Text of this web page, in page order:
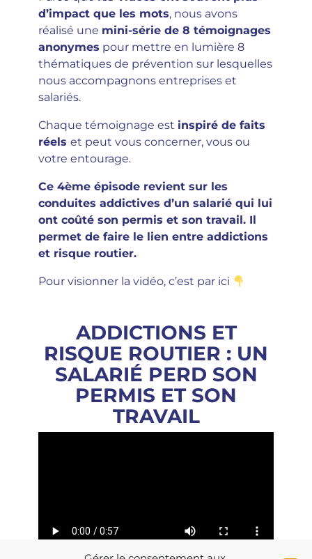
d’impact que les mots, nous avons
réalisé une mini-série de 8 témoignages
anonymes pour mettre en lumière 8
thématiques de prévention sur lesquelles
nous accompagnons entreprises et
salariés.
Chaque témoignage est inspiré de faits
réels et peut vous concerner, vous ou
votre entourage.
Ce 4ème épisode revient sur les
conduites addictives d’un salarié qui lui
ont coûté son permis et son travail. Il
permet de faire le lien entre addictions
et risque routier.
Pour visionner la vidéo, c’est par ici
ADDICTIONS ET
RISQUE ROUTIER : UN
SALARIÉ PERD SON
PERMIS ET SON
TRAVAIL